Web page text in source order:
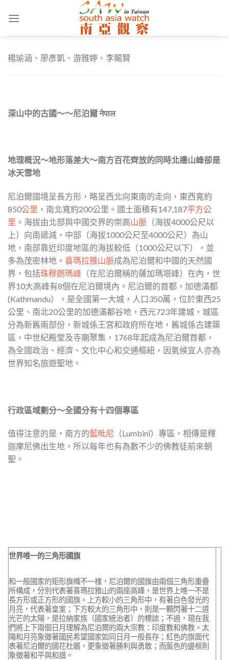
楊瑜涵、廖彥凱、游雅婷、李賜賢
深山中的古國～～尼泊爾 नेपाल
地理概況～地形落差大～南方百花齊放的同時北邊山峰卻是
冰天雪地
尼泊爾國境呈長方形，略呈西北向東南的走向，東西寬約
850公里 ，南北寬約200公里。國土面積有147,187平方公
里 。海拔由北部與中國交界的崇高山脈 （海拔4000公尺以
上）向南遞減，中部（海拔1000公尺至4000公尺）為山
地，南部靠近印度地區的海拔較低（1000公尺以下），並
多為茂密林地。 喜瑪拉雅山脈成為尼泊爾和中國的天然國
界，包括珠穆朗瑪峰 （在尼泊爾稱的薩加瑪塔峰）在內，世
界10大高峰有8個在尼泊爾境內。尼泊爾的首都，加德滿都
(Kathmandu），是全國第一大城，人口350萬，位於東西25
公里、南北20公里的加德滿都谷地，西元723年建城，城區
分為新舊兩部份，新城係王宮和政府所在地，舊城係古建築
區，中世紀殿堂及寺廟聚集，1768年起成為尼泊爾首都，
為全國政治、經濟、文化中心和交通樞紐，因氣候宜人亦為
世界知名旅遊聖地。
行政區域劃分～全國分有十四個專區
值得注意的是，南方的藍毗尼 （Lumbinī）專區，相傳是釋
迦摩尼佛出生地，所以每年也有為數不少的佛教徒前來朝
聖。
世界唯一的三角形國旗
和一般國家的矩形旗幟不一樣，尼泊爾的國旗由兩個三角形重疊
所構成，分別代表著喜瑪拉雅山的兩座高峰，是世界上唯一不是
長方形或正方形的國旗。上方較小的三角形中，有著白色發光的
月亮，代表著皇室；下方較大的三角形中，則是一顆閃著十二道
光芒的太陽，是拉納家族（國家統治者）的標誌；不過，現在我
們將上下兩個日月理解為尼泊爾的兩大宗教：印度教和佛教。太
陽和月亮象徵著國民希望國家如同日月一般長存；紅色的旗面代
表著尼泊爾的國花杜鵑，更象徵著勝利與勇敢；而藍色的邊框則
象徵著和平與和諧。